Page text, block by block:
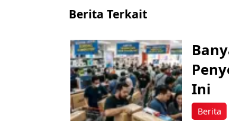
Berita Terkait
Berita
Ini